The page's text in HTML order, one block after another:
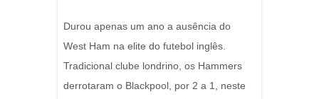
Durou apenas um ano a ausência do
West Ham na elite do futebol inglês.
Tradicional clube londrino, os Hammers
derrotaram o Blackpool, por 2 a 1, neste